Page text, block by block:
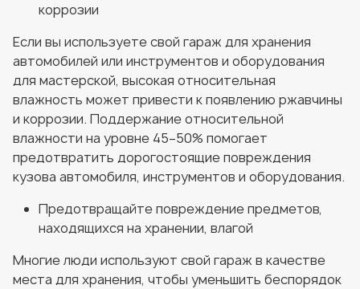
коррозии
Если вы используете свой гараж для хранения
автомобилей или инструментов и оборудования
для мастерской, высокая относительная
влажность может привести к появлению ржавчины
и коррозии. Поддержание относительной
влажности на уровне 45–50% помогает
предотвратить дорогостоящие повреждения
кузова автомобиля, инструментов и оборудования.
Предотвращайте повреждение предметов,
находящихся на хранении, влагой
Многие люди используют свой гараж в качестве
места для хранения, чтобы уменьшить беспорядок